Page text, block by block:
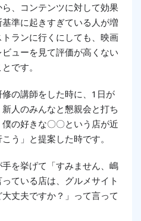
、コンテンツに対して効果
準に起きすぎている人が増
ランに行くにしても、映画
ューを見て評価が高くない
です。
の講師をした時に、1日が
人のみんなと懇親会と打ち
の好きな〇〇という店が近
う」と提案した時です。
を挙げて「すみません、嶋
ている店は、グルメサイト
丈夫ですか？」って言って